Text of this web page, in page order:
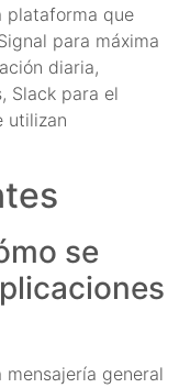
plataforma que
para máxima
diaria,
Slack para el
utilizan
se
general